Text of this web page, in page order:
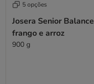
5 opções
Josera Senior Balance
frango e arroz
900 g